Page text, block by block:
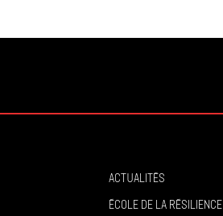
Actualités
École de la résilience